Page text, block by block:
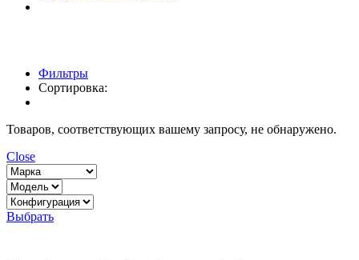
Фильтры
Сортировка:
Товаров, соответствующих вашему запросу, не обнаружено.
Close
Выбрать